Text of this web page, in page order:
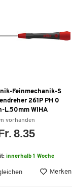
Feinmechanik-S
261P PH 0
L.50mm WIHA
vorhanden
8.35
innerhalb 1 Woche
Merken